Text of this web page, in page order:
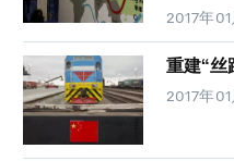
2017年01
重建“丝
2017年01